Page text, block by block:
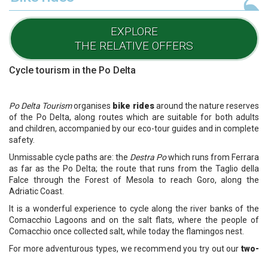
EXPLORE
THE RELATIVE OFFERS
Cycle tourism in the Po Delta
Po Delta Tourismorganises bike ridesaround the nature reserves
of the Po Delta, along routes which are suitable for both adults
and children, accompanied by our eco-tour guides and in complete
safety.
Unmissable cycle paths are: the Destra Powhich runs from Ferrara
as far as the Po Delta; the route that runs from the Taglio della
Falce through the Forest of Mesola to reach Goro, along the
Adriatic Coast.
It is a wonderful experience to cycle along the river banks of the
Comacchio
Lagoons and on the salt flats, where the people of
Comacchio once collected salt, while today the flamingos nest.
For more adventurous types, we recommend you try out our two-